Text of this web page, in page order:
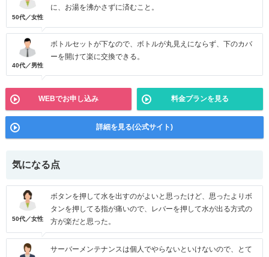
50代／女性
に、お湯を沸かさずに済むこと。
40代／男性
ボトルセットが下なので、ボトルが丸見えにならず、下のカバ
ーを開けて楽に交換できる。
WEBでお申し込み 料金プランを見る
詳細を見る(公式サイト)
気になる点
50代／女性
ボタンを押して水を出すのがよいと思ったけど、思ったよりボ
タンを押してる指が痛いので、レバーを押して水が出る方式の
方が楽だと思った。
サーバーメンテナンスは個人でやらないといけないので、とて